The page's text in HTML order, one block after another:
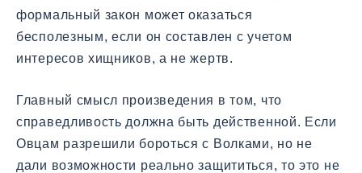
формальный закон может оказаться
бесполезным, если он составлен с учетом
интересов хищников, а не жертв.
Главный смысл произведения в том, что
справедливость должна быть действенной. Если
Овцам разрешили бороться с Волками, но не
дали возможности реально защититься, то это не